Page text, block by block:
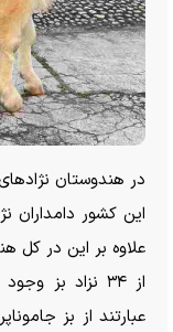
در هندوستان
این کشور
علاوه بر این در کل
از ۳۴ نزاد بز
عبارتند از بز